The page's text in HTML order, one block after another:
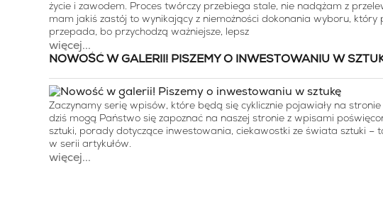
życie i zawodem. Proces twórczy przebiega stale, nie nadążam z
mam jakiś zastój to wynikający z niemożności dokonania wyboru, który
przepada, bo przychodzą ważniejsze, lepsz
więcej...
NOWOŚĆ W GALERII! PISZEMY O INWESTOWANIU W
Zaczynamy serię wpisów, które będą się cyklicznie pojawiały na
dziś mogą Państwo się zapoznać na naszej stronie z wpisami
sztuki, porady dotyczące inwestowania, ciekawostki ze świata sztuki –
w serii artykułów.
więcej...